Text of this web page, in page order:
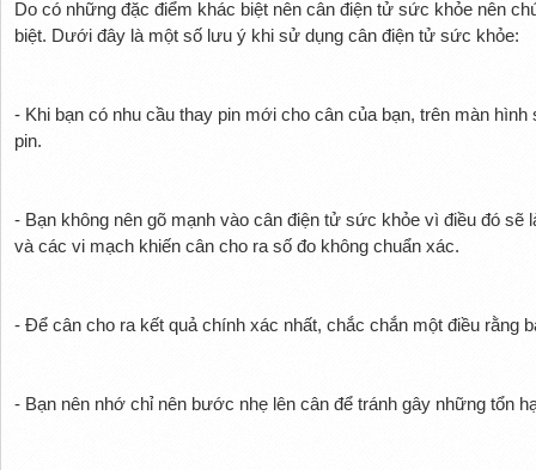
Do có những đặc điểm khác biệt nên cân điện tử sức khỏe nên
biệt. Dưới đây là một số lưu ý khi sử dụng cân điện tử sức khỏe:
- Khi bạn có nhu cầu thay pin mới cho cân của bạn, trên màn
pin.
- Bạn không nên gõ mạnh vào cân điện tử sức khỏe vì điều đó sẽ
và các vi mạch khiến cân cho ra số đo không chuẩn xác.
- Để cân cho ra kết quả chính xác nhất, chắc chắn một điều rằng
- Bạn nên nhớ chỉ nên bước nhẹ lên cân để tránh gây những tổn